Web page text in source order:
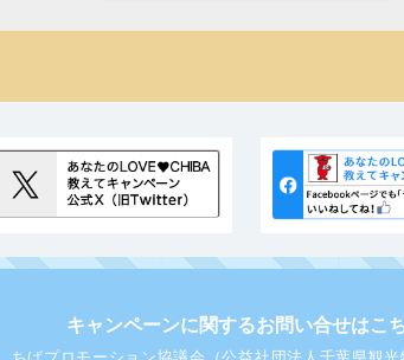
キャンペーンに関するお問い合せはこ